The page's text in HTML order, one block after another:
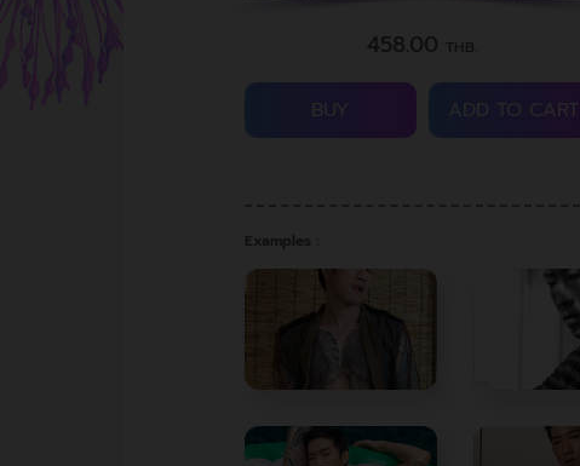
458.00 THB.
ADD TO CART
Examples :